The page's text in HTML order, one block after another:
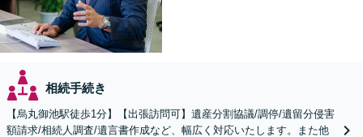
相続手続き
【烏丸御池駅徒歩1分】【出張訪問可】遺産分割協議/調停/遺留分侵害
額請求/相続人調査/遺言書作成など、幅広く対応いたします。また他